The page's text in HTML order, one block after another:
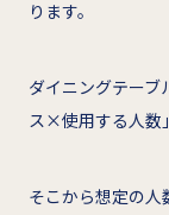
ります。
ダイニングテーブ
ス×使用する人数
そこから想定の人